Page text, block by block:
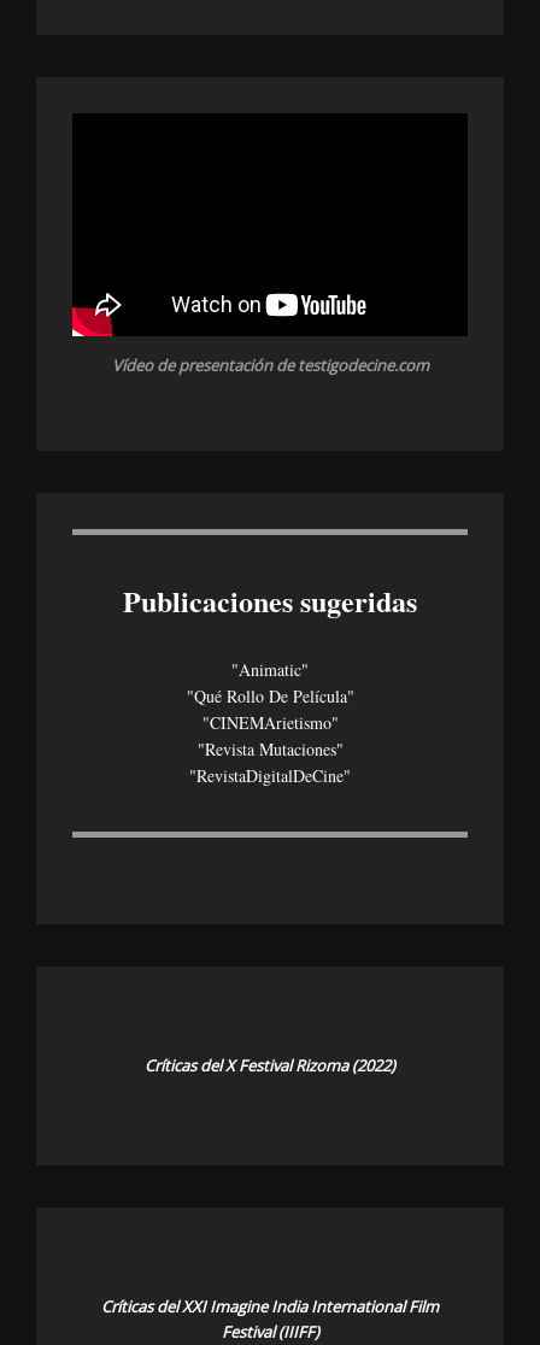
Vídeo de presentación de testigodecine.com
Publicaciones sugeridas
"Animatic"
"Qué Rollo De Película"
"CINEMArietismo"
"Revista Mutaciones"
"revistaDigitalDeCine"
Críticas del X Festival Rizoma (2022)
Críticas del XXI Imagine India International Film
Festival (IIIFF)